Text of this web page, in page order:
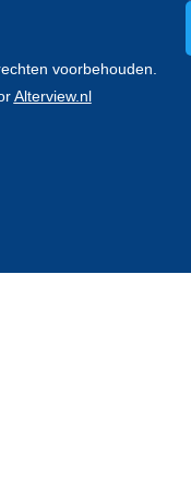
voorbehouden.
Alterview.nl